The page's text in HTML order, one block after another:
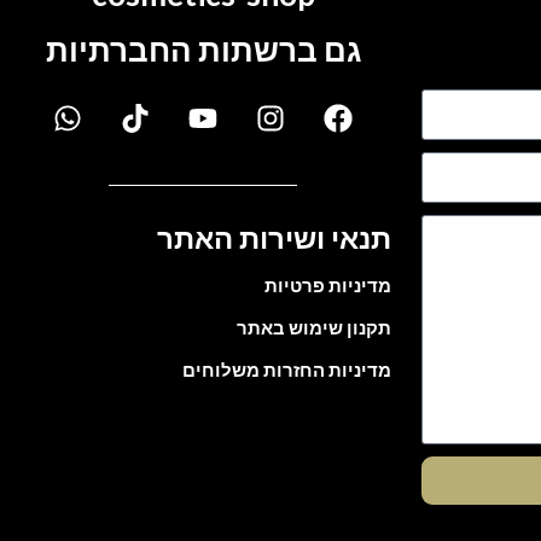
גם ברשתות החברתיות
תנאי ושירות האתר
מדיניות פרטיות
תקנון שימוש באתר
מדיניות החזרות משלוחים